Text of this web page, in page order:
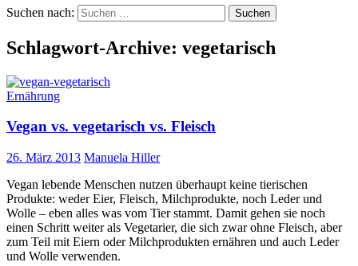
Suchen nach:
Schlagwort-Archive: vegetarisch
Ernährung
Vegan vs. vegetarisch vs. Fleisch
26. März 2013 Manuela Hiller
Vegan lebende Menschen nutzen überhaupt keine tierischen
Produkte: weder Eier, Fleisch, Milchprodukte, noch Leder und
Wolle – eben alles was vom Tier stammt. Damit gehen sie noch
einen Schritt weiter als Vegetarier, die sich zwar ohne Fleisch, aber
zum Teil mit Eiern oder Milchprodukten ernähren und auch Leder
und Wolle verwenden.